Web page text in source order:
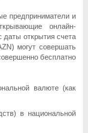
предприниматели и
онлайн-
даты открытия счета
могут совершать
бесплатно
валюте (как
в национальной